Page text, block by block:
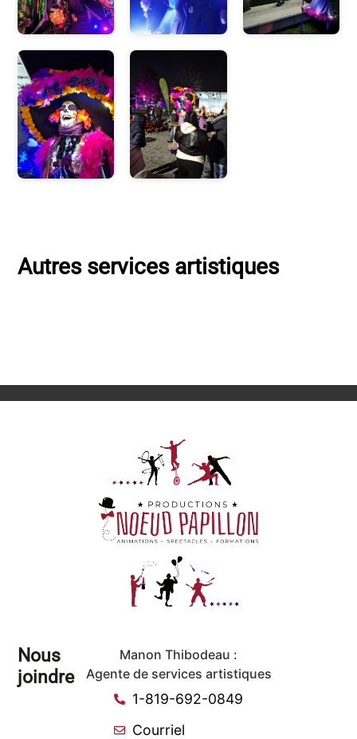
Autres services artistiques
Nous
joindre
Manon Thibodeau :
Agente de services artistiques
1-819-692-0849
Courriel